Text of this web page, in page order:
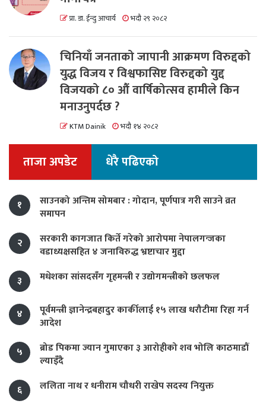
प्रा. डा. ईन्दु आचार्य भदौ २९ २०८२
चिनियाँ जनताको जापानी आक्रमण विरुद्दको
युद्ध विजय र विश्वफासिष्ट विरुद्दको युद्द
विजयको ८० औं वार्षिकोत्सव हामीले किन
मनाउनुपर्दछ ?
KTM Dainik भदौ १४ २०८२
ताजा अपडेट धेरै पढिएको
१
साउनको अन्तिम सोमबार : गोदान, पूर्णपात्र गरी साउने व्रत
समापन
२
सरकारी कागजात किर्ते गरेको आरोपमा नेपालगन्जका
वडाध्यक्षसहित ४ जनाविरुद्ध भ्रष्टाचार मुद्दा
३
मधेशका सांसदसँग गृहमन्त्री र उद्योगमन्त्रीको छलफल
४
पूर्वमन्त्री ज्ञानेन्द्रबहादुर कार्कीलाई १५ लाख धरौटीमा रिहा गर्न
आदेश
५
ब्रोड पिकमा ज्यान गुमाएका ३ आरोहीको शव भोलि काठमाडौं
ल्याइँदै
६
ललिता नाथ र धनीराम चौधरी राखेप सदस्य नियुक्त